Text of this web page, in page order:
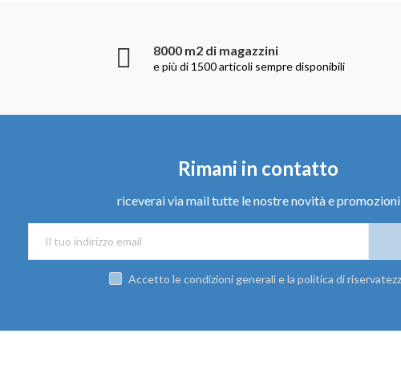
8000 m2 di magazzini
e più di 1500 articoli sempre disponibili
Rimani in contatto
riceverai via mail tutte le nostre novità e promozioni
Accetto le condizioni generali e la politica di